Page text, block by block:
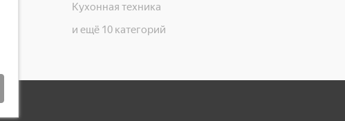
Кухонная техника
и ещё 10 категорий